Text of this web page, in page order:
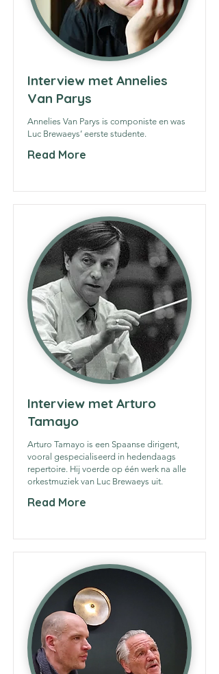
Interview met Annelies
Van Parys
Annelies Van Parys is componiste en was
Luc Brewaeys’ eerste studente.
Read More
Interview met Arturo
Tamayo
Arturo Tamayo is een Spaanse dirigent,
vooral gespecialiseerd in hedendaags
repertoire. Hij voerde op één werk na alle
orkestmuziek van Luc Brewaeys uit.
Read More